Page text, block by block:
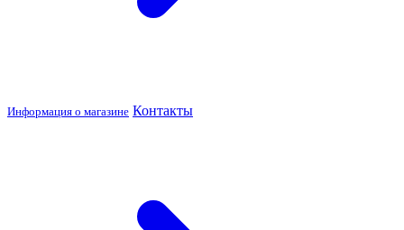
Информация о магазине Контакты